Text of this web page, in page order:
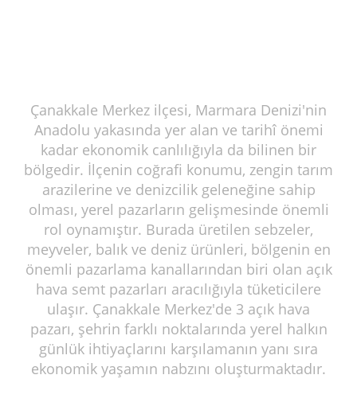
Çanakkale Merkez ilçesi, Marmara Denizi'nin
Anadolu yakasında yer alan ve tarihî önemi
kadar ekonomik canlılığıyla da bilinen bir
bölgedir. İlçenin coğrafi konumu, zengin tarım
arazilerine ve denizcilik geleneğine sahip
olması, yerel pazarların gelişmesinde önemli
rol oynamıştır. Burada üretilen sebzeler,
meyveler, balık ve deniz ürünleri, bölgenin en
önemli pazarlama kanallarından biri olan açık
hava semt pazarları aracılığıyla tüketicilere
ulaşır. Çanakkale Merkez'de 3 açık hava
pazarı, şehrin farklı noktalarında yerel halkın
günlük ihtiyaçlarını karşılamanın yanı sıra
ekonomik yaşamın nabzını oluşturmaktadır.